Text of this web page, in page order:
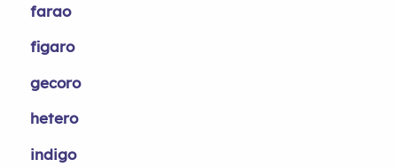
farao
figaro
gecoro
hetero
indigo